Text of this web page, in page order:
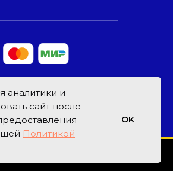
аналитики и
сайт после
Политикой
OK